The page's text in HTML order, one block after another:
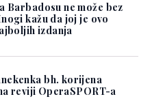
Barbadosu ne može bez
kažu da joj je ovo
izdanja
bh. korijena
reviji OperaSPORT-a